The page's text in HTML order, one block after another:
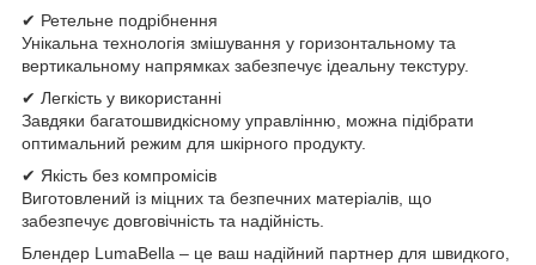
✔ Ретельне подрібнення
Унікальна технологія змішування у горизонтальному та
вертикальному напрямках забезпечує ідеальну текстуру.
✔ Легкість у використанні
Завдяки багатошвидкісному управлінню, можна підібрати
оптимальний режим для шкірного продукту.
✔ Якість без компромісів
Виготовлений із міцних та безпечних матеріалів, що
забезпечує довговічність та надійність.
Блендер LumaBella – це ваш надійний партнер для швидкого,